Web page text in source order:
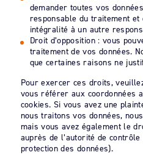
demander toutes vos
responsable du traitement
intégralité à un autre
Droit d’opposition : vous
traitement de vos données.
que certaines raisons ne
Pour exercer ces droits,
vous référer aux coordonnées
cookies. Si vous avez une
nous traitons vos données,
mais vous avez également le
auprès de l’autorité de
protection des données).